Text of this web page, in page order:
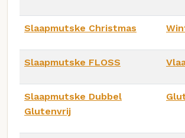
Slaapmutske Christmas
Slaapmutske FLOSS
Slaapmutske Dubbel
Glutenvrij